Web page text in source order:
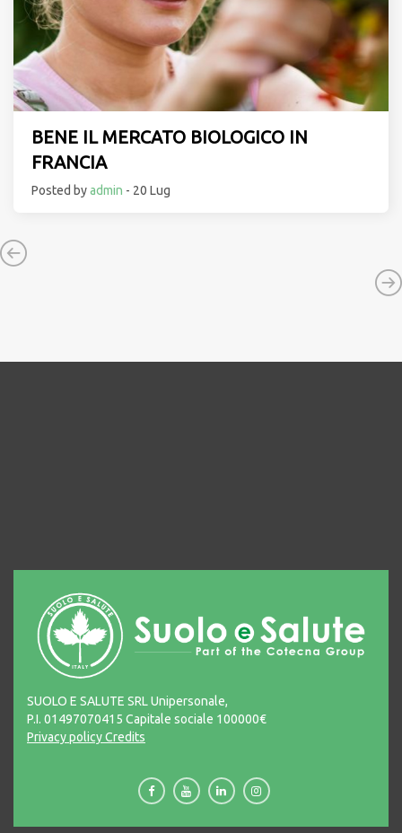
BENE IL MERCATO BIOLOGICO IN
FRANCIA
Posted byadmin - 20 Lug
SUOLO E SALUTE SRL Unipersonale,
P.I. 01497070415 Capitale sociale 100000€
Privacy policyCredits